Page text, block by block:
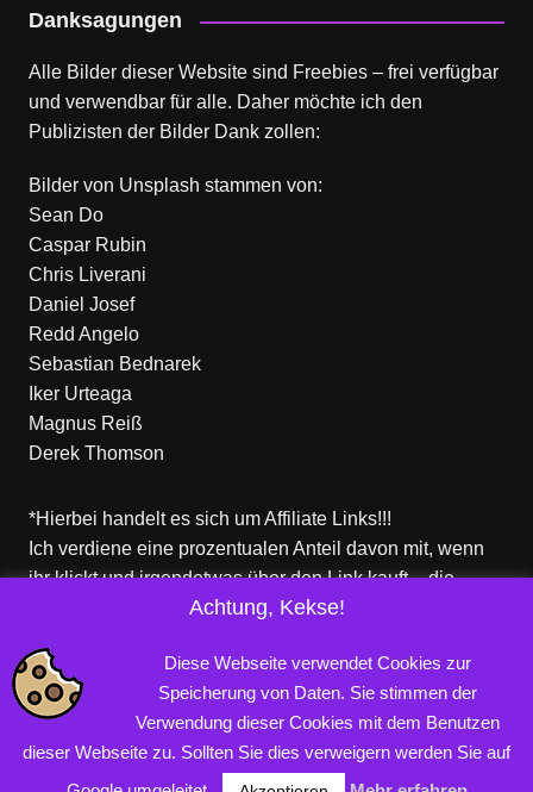
Danksagungen
Alle Bilder dieser Website sind Freebies – frei verfügbar
und verwendbar für alle. Daher möchte ich den
Publizisten der Bilder Dank zollen:
Bilder von Unsplash stammen von:
Sean Do
Caspar Rubin
Chris Liverani
Daniel Josef
Redd Angelo
Sebastian Bednarek
Iker Urteaga
Magnus Reiß
Derek Thomson
*Hierbei handelt es sich um Affiliate Links!!!
Ich verdiene eine prozentualen Anteil davon mit, wenn
ihr klickt und irgendetwas über den Link kauft – die
Produkte dort sind aber nicht von mir!
Copyright © 2026 PROFINERD.DE. Alle Rechte vorbehalten.
Impressum Datenschutzerklärung AGB
Achtung, Kekse!
Diese Webseite verwendet Cookies zur
Speicherung von Daten. Sie stimmen der
Verwendung dieser Cookies mit dem Benutzen
dieser Webseite zu. Sollten Sie dies verweigern werden Sie auf